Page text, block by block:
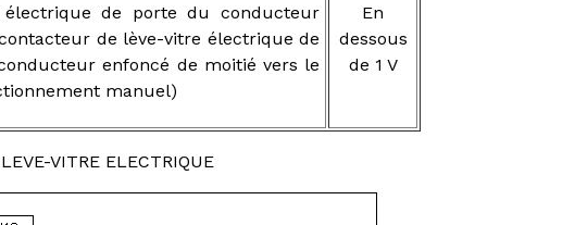
électrique de porte du conducteur
de lève-vitre électrique de
enfoncé de moitié vers le
manuel)
En
dessous
de 1 V
VITRE ELECTRIQUE